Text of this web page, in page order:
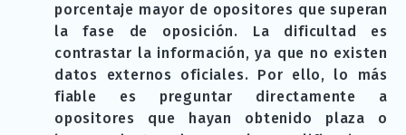
porcentaje mayor de opositores que superan
la fase de oposición. La dificultad es
contrastar la información, ya que no existen
datos externos oficiales. Por ello, lo más
fiable es preguntar directamente a
opositores que hayan obtenido plaza o